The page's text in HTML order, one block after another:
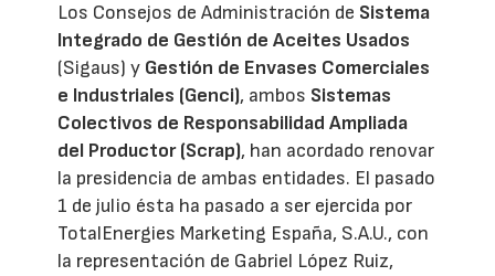
Los Consejos de Administración de Sistema
Integrado de Gestión de Aceites Usados
(Sigaus) y Gestión de Envases Comerciales
e Industriales (Genci), ambos Sistemas
Colectivos de Responsabilidad Ampliada
del Productor (Scrap), han acordado renovar
la presidencia de ambas entidades. El pasado
1 de julio ésta ha pasado a ser ejercida por
TotalEnergies Marketing España, S.A.U., con
la representación de Gabriel López Ruiz,